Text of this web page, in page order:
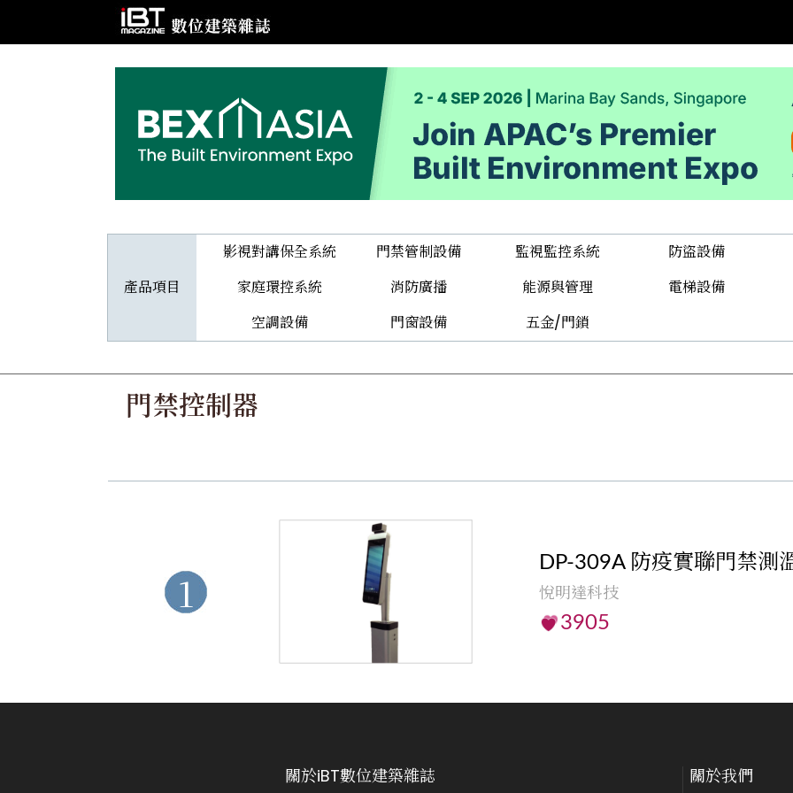
產品項目
影視對講保全系統 門禁管制設備 監視監控系統 防盜設備
家庭環控系統
消防廣播 能源與管理
電梯設備
空調設備
門窗設備 五金/門鎖
門禁控制器
1
DP-309A 防疫實聯門禁測
悅明達科技
3905
關於iBT數位建築雜誌 關於我們